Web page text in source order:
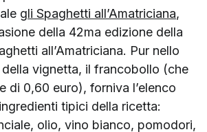
gli Spaghetti all’Amatriciana,
della 42ma edizione della
all’Amatriciana. Pur nello
vignetta, il francobollo (che
di 0,60 euro), forniva l’elenco
tipici della ricetta:
olio, vino bianco, pomodori,